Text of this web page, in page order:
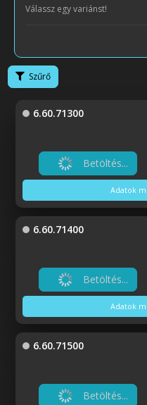
Válassz egy variánst!
Szűrő
6.60.71300
Betöltés...
Adatok
6.60.71400
Betöltés...
Adatok
6.60.71500
Betöltés...